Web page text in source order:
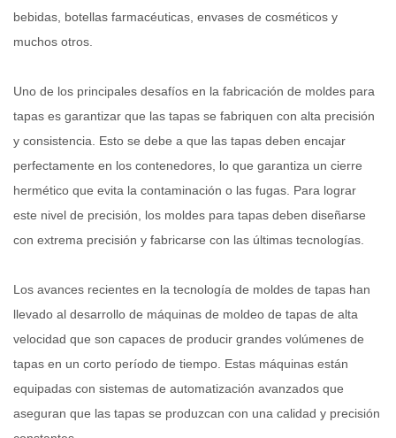
bebidas, botellas farmacéuticas, envases de cosméticos y
muchos otros.
Uno de los principales desafíos en la fabricación de moldes para
tapas es garantizar que las tapas se fabriquen con alta precisión
y consistencia. Esto se debe a que las tapas deben encajar
perfectamente en los contenedores, lo que garantiza un cierre
hermético que evita la contaminación o las fugas. Para lograr
este nivel de precisión, los moldes para tapas deben diseñarse
con extrema precisión y fabricarse con las últimas tecnologías.
Los avances recientes en la tecnología de moldes de tapas han
llevado al desarrollo de máquinas de moldeo de tapas de alta
velocidad que son capaces de producir grandes volúmenes de
tapas en un corto período de tiempo. Estas máquinas están
equipadas con sistemas de automatización avanzados que
aseguran que las tapas se produzcan con una calidad y precisión